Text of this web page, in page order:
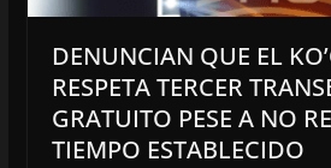
DENUNCIAN QUE EL
RESPETA TERCER
GRATUITO PESE A NO
TIEMPO ESTABLECIDO